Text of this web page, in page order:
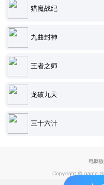
猎魔战纪
九曲封神
王者之师
龙破九天
三十六计
电脑版
Copyright ©